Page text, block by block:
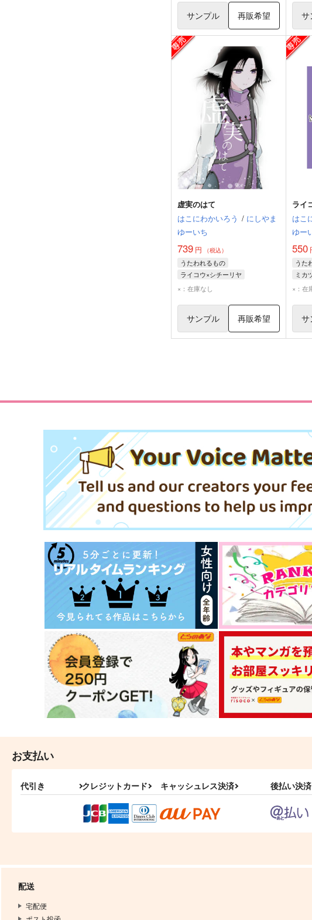
サンプル 再販希望 サ
虚実のはて
はこにわかいろう / にしやま
ゆーいち
739 円 （税込）
うたわれるもの
ライコウ×シチーリヤ
ライコウ
×：在庫なし
サンプル 再販希望
ライ
はこ
ゆー
550
うた
ミカ
×：在
サ
お支払い
代引き クレジットカード キャッシュレス決済 後払い決済
配送
宅配便